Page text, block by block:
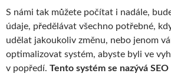
S námi tak můžete počítat i nadále,
údaje, předělávat všechno potřebné,
udělat jakoukoliv změnu, nebo jenom
optimalizovat systém, abyste byli ve
v popředí. Tento systém se nazývá